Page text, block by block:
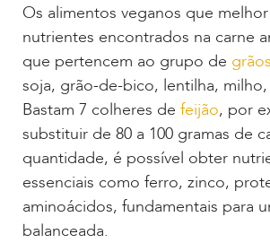
Os alimentos veganos que
nutrientes encontrados na carne
que pertencem ao grupo de grãos
soja, grão-de-bico, lentilha,
Bastam 7 colheres de feijão, por
substituir de 80 a 100 gramas de
quantidade, é possível obter
essenciais como ferro, zinco,
aminoácidos, fundamentais para
balanceada.